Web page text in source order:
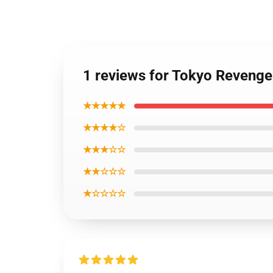
1 reviews for Tokyo
★★★★★
★★★★☆
★★★☆☆
★★☆☆☆
★☆☆☆☆